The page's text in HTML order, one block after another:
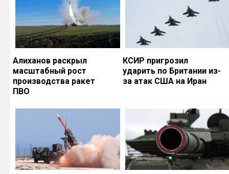
Алиханов раскрыл
масштабный рост
производства ракет
ПВО
КСИР пригрозил
ударить по Британии из-
за атак США на Иран